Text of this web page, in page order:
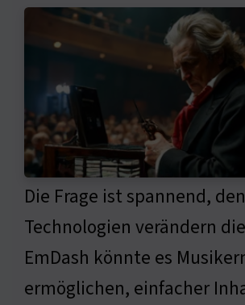
Die Frage ist spannend,
Technologien verändern
EmDash könnte es
ermöglichen, einfacher